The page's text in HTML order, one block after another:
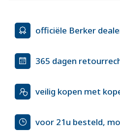
officiële Berker
365 dagen
veilig kopen met
voor 21u besteld,